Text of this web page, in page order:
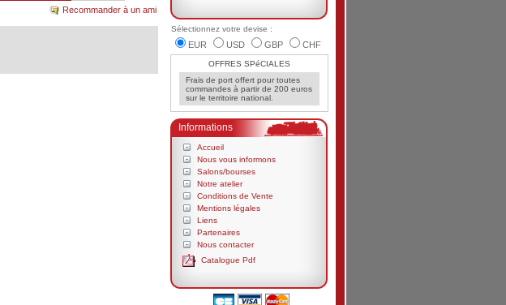
Recommander à un ami
Sélectionnez votre devise :
EUR USD GBP CHF
OFFRES SPéCIALES
Frais de port offert pour toutes
commandes à partir de 200 euros
sur le territoire national.
Informations
Accueil
Nous vous informons
Salons/bourses
Notre atelier
Conditions de Vente
Mentions légales
Liens
Partenaires
Nous contacter
Catalogue Pdf